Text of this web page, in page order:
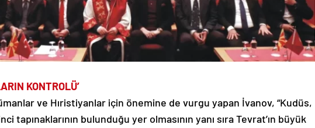
KONTROLÜ’
ve Hıristiyanlar için önemine de vurgu yapan İvanov, “Kudüs,
tapınaklarının bulunduğu yer olmasının yanı sıra Tevrat’ın büyük